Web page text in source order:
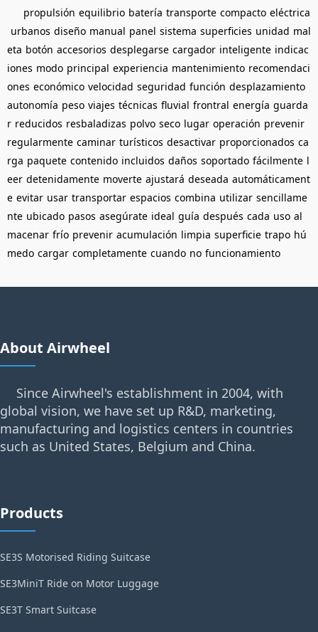
propulsión equilibrio batería transporte compacto eléctrica
urbanos diseño manual panel sistema superficies unidad mal
eta botón accesorios desplegarse cargador inteligente indicac
iones modo principal experiencia mantenimiento recomendaci
ones económico velocidad seguridad función desplazamiento
autonomía peso viajes técnicas fluvial frontral energía guarda
r reducidos resbaladizas polvo seco lugar operación prevenir
regularmente caminar turísticos desactivar proporcionados ca
rga paquete contenido incluidos daños soportado fácilmente l
eer detenidamente moverte ajustará deseada automáticament
e evitar usar transportar espacios combina utilizar sencillame
nte ubicado pasos asegúrate ideal guía después cada uso al
macenar frío prevenir acumulación limpia superficie trapo hú
medo cargar completamente cuando no funcionamiento
About Airwheel
Since Airwheel's establishment in 2004, with
global vision, we have set up R&D, marketing,
manufacturing and logistics centers in countries
such as United States, Belgium and China.
Products
SE3S Motorised Riding Suitcase
SE3MiniT Ride on Motor Luggage
SE3T Smart Suitcase